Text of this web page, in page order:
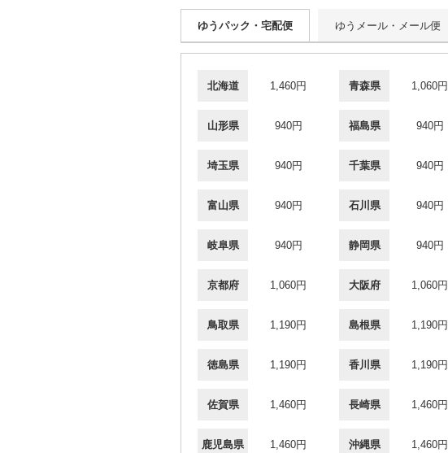
ゆうパック・宅配便 ゆうメール・メール便
北海道 1,460円 青森県 1,060円
山形県 940円 福島県 940円
埼玉県 940円 千葉県 940円
富山県 940円 石川県 940円
岐阜県 940円 静岡県 940円
京都府 1,060円 大阪府 1,060円
鳥取県 1,190円 島根県 1,190円
徳島県 1,190円 香川県 1,190円
佐賀県 1,460円 長崎県 1,460円
鹿児島県 1,460円 沖縄県 1,460円